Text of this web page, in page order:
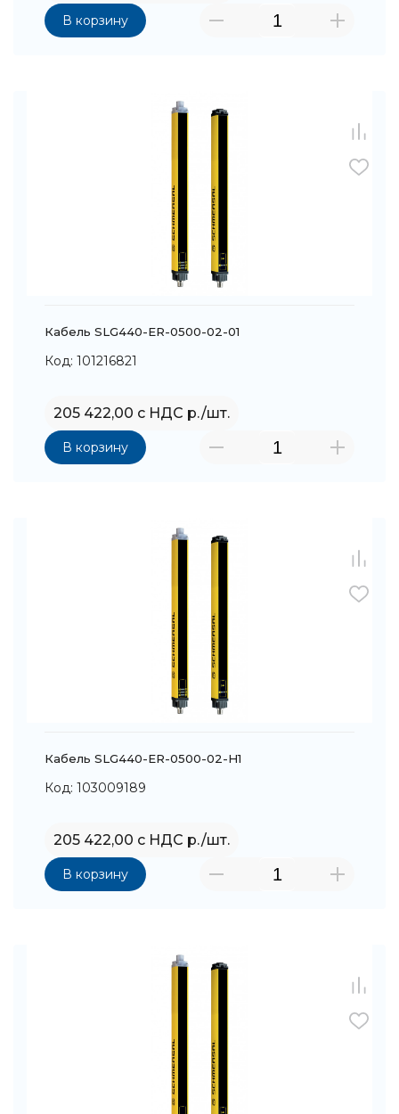
В корзину
Кабель SLG440-ER-0500-02-01
Код: 101216821
205 422,00 с НДС р./шт.
В корзину
Кабель SLG440-ER-0500-02-H1
Код: 103009189
205 422,00 с НДС р./шт.
В корзину